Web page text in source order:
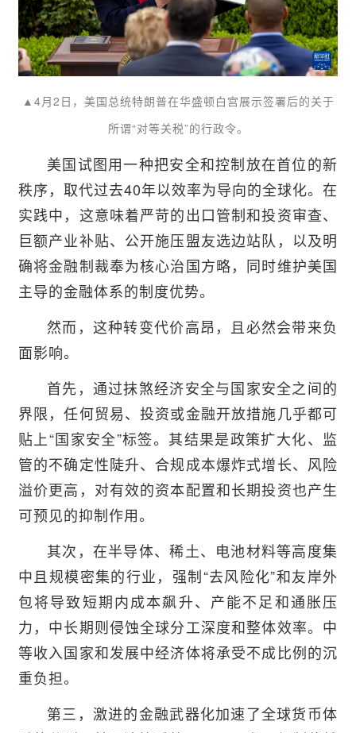
▲4月2日，美国总统特朗普在华盛顿白宫展示签署后的关于
所谓“对等关税”的行政令。
美国试图用一种把安全和控制放在首位的新
秩序，取代过去40年以效率为导向的全球化。在
实践中，这意味着严苛的出口管制和投资审查、
巨额产业补贴、公开施压盟友选边站队，以及明
确将金融制裁奉为核心治国方略，同时维护美国
主导的金融体系的制度优势。
然而，这种转变代价高昂，且必然会带来负
面影响。
首先，通过抹煞经济安全与国家安全之间的
界限，任何贸易、投资或金融开放措施几乎都可
贴上“国家安全”标签。其结果是政策扩大化、监
管的不确定性陡升、合规成本爆炸式增长、风险
溢价更高，对有效的资本配置和长期投资也产生
可预见的抑制作用。
其次，在半导体、稀土、电池材料等高度集
中且规模密集的行业，强制“去风险化”和友岸外
包将导致短期内成本飙升、产能不足和通胀压
力，中长期则侵蚀全球分工深度和整体效率。中
等收入国家和发展中经济体将承受不成比例的沉
重负担。
第三，激进的金融武器化加速了全球货币体